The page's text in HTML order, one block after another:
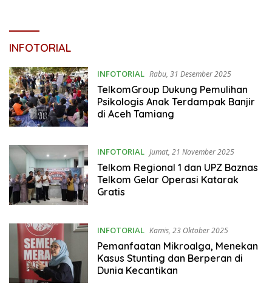
INFOTORIAL
INFOTORIAL Rabu, 31 Desember 2025
TelkomGroup Dukung Pemulihan
Psikologis Anak Terdampak Banjir
di Aceh Tamiang
INFOTORIAL Jumat, 21 November 2025
Telkom Regional 1 dan UPZ Baznas
Telkom Gelar Operasi Katarak
Gratis
INFOTORIAL Kamis, 23 Oktober 2025
Pemanfaatan Mikroalga, Menekan
Kasus Stunting dan Berperan di
Dunia Kecantikan